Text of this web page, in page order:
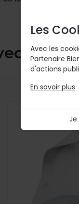
Les
Avec les
Partenaire
d'actions
En savoir plus
Je